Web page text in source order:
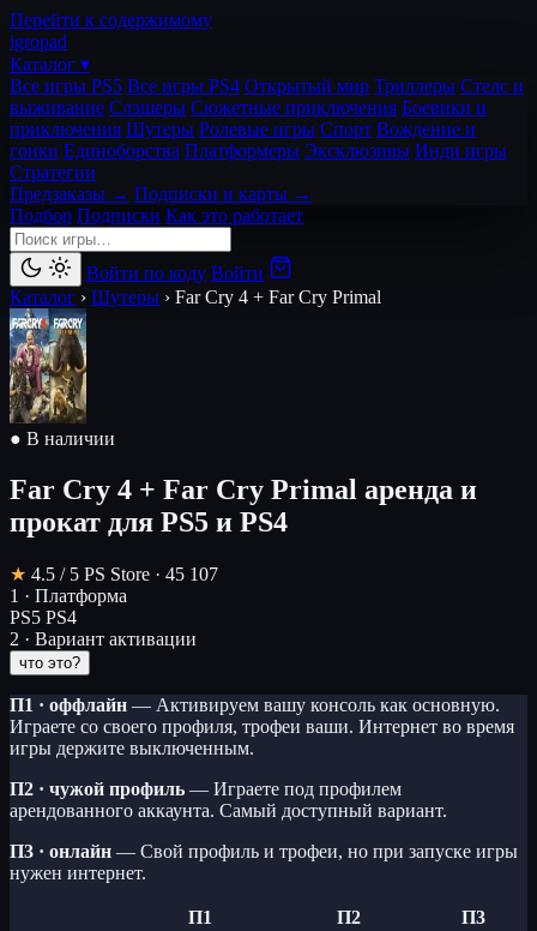
Перейти к содержимому
igropad
Каталог ▾
Все игры PS5 Все игры PS4 Открытый мир Триллеры Стелс и
выживание Слэшеры Сюжетные приключения Боевики и
приключения Шутеры Ролевые игры Спорт Вождение и
гонки Единоборства Платформеры Эксклюзивы Инди игры
Стратегии
Предзаказы → Подписки и карты →
Подбор Подписки Как это работает
Войти по коду Войти
Каталог › Шутеры › Far Cry 4 + Far Cry Primal
● В наличии
Far Cry 4 + Far Cry Primal аренда и
прокат для PS5 и PS4
★ 4.5 / 5 PS Store · 45 107
1 · Платформа
PS5 PS4
2 · Вариант активации
что это?
П1 · оффлайн — Активируем вашу консоль как основную.
Играете со своего профиля, трофеи ваши. Интернет во время
игры держите выключенным.
П2 · чужой профиль — Играете под профилем
арендованного аккаунта. Самый доступный вариант.
П3 · онлайн — Свой профиль и трофеи, но при запуске игры
нужен интернет.
П1 П2 П3